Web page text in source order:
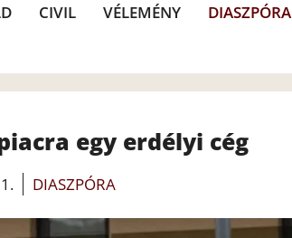
CIVIL VÉLEMÉNY DIASZPÓRA
egy erdélyi cég
DIASZPÓRA